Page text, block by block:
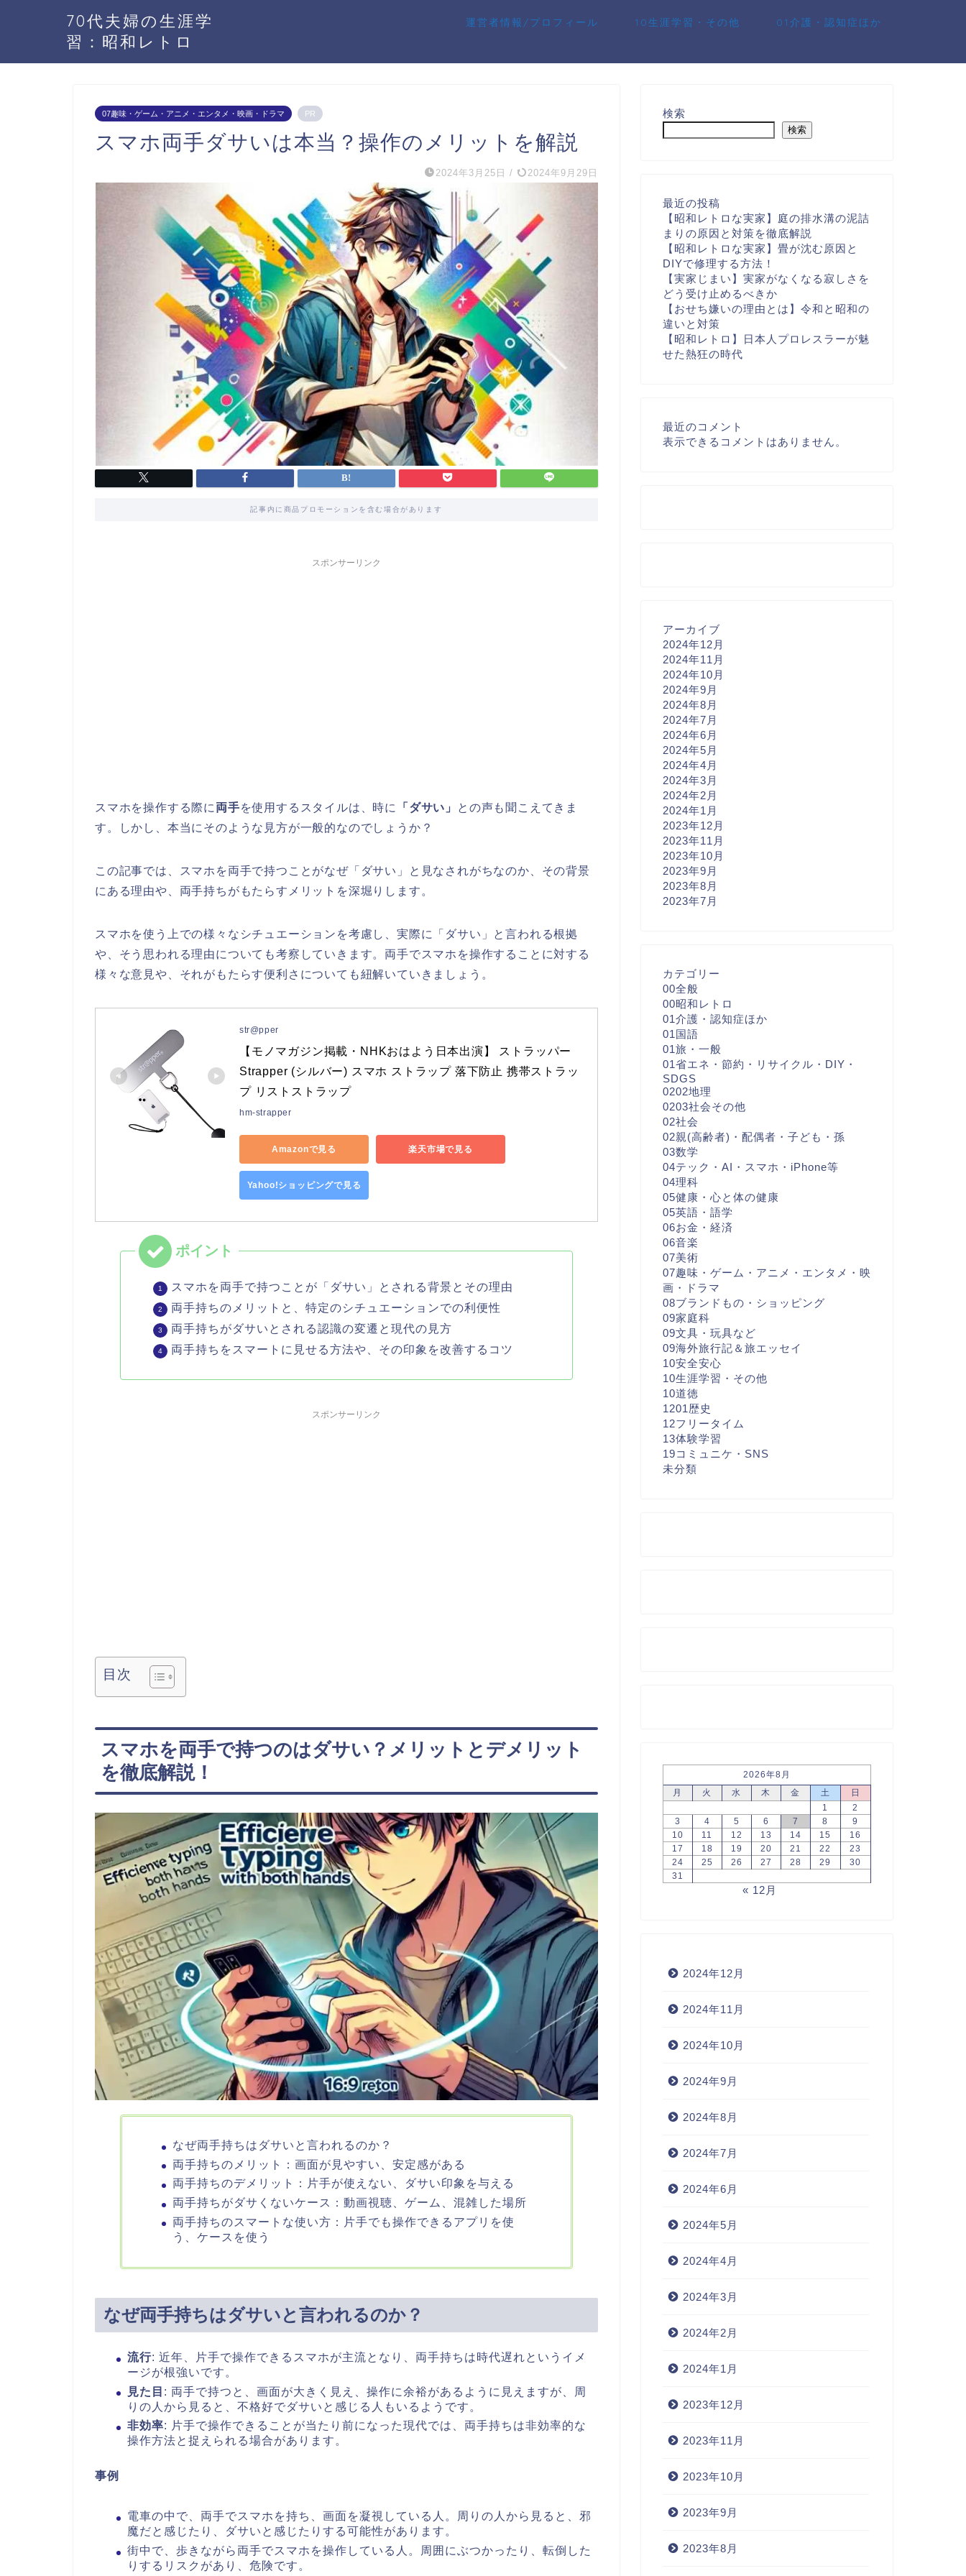
70代夫婦の生涯学
習：昭和レトロ
運営者情報/プロフィール 10生涯学習・その他 01介護・認知症ほか
07趣味・ゲーム・アニメ・エンタメ・映画・ドラマ PR
スマホ両手ダサいは本当？操作のメリットを解説
2024年3月25日 / 2024年9月29日
記事内に商品プロモーションを含む場合があります
スポンサーリンク
スマホを操作する際に 両手を使用するスタイルは、時に 「ダサい」
との声も聞こえてきま
す。しかし、本当にそのような見方が一般的なのでしょうか？
この記事では、スマホを両手で持つことがなぜ「ダサい」と見なされがちなのか、その背景
にある理由や、両手持ちがもたらすメリットを深堀りします。
スマホを使う上での様々なシチュエーションを考慮し、実際に「ダサい」と言われる根拠
や、そう思われる理由についても考察していきます。両手でスマホを操作することに対する
様々な意見や、それがもたらす便利さについても紐解いていきましょう。
str@pper
【モノマガジン掲載・NHKおはよう日本出演】 ストラッパー
Strapper (シルバー) スマホ ストラップ 落下防止 携帯ストラッ
プ リストストラップ
hm-strapper
Amazonで見る 楽天市場で見る
Yahoo!ショッピングで見る
スマホを両手で持つことが「ダサい」とされる背景とその理由
両手持ちのメリットと、特定のシチュエーションでの利便性
両手持ちがダサいとされる認識の変遷と現代の見方
両手持ちをスマートに見せる方法や、その印象を改善するコツ
スポンサーリンク
目次
スマホを両手で持つのはダサい？メリットとデメリット
を徹底解説！
なぜ両手持ちはダサいと言われるのか？
両手持ちのメリット：画面が見やすい、安定感がある
両手持ちのデメリット：片手が使えない、ダサい印象を与える
両手持ちがダサくないケース：動画視聴、ゲーム、混雑した場所
両手持ちのスマートな使い方：片手でも操作できるアプリを使
う、ケースを使う
なぜ両手持ちはダサいと言われるのか？
流行: 近年、片手で操作できるスマホが主流となり、両手持ちは時代遅れというイメ
ージが根強いです。
見た目 : 両手で持つと、画面が大きく見え、操作に余裕があるように見えますが、周
りの人から見ると、不格好でダサいと感じる人もいるようです。
非効率: 片手で操作できることが当たり前になった現代では、両手持ちは非効率的な
操作方法と捉えられる場合があります。
事例
電車の中で、両手でスマホを持ち、画面を凝視している人。周りの人から見ると、邪
魔だと感じたり、ダサいと感じたりする可能性があります。
街中で、歩きながら両手でスマホを操作している人。周囲にぶつかったり、転倒した
りするリスクがあり、危険です。
検索
検索
最近の投稿
【昭和レトロな実家】庭の排水溝の泥詰
まりの原因と対策を徹底解説
【昭和レトロな実家】畳が沈む原因と
DIYで修理する方法！
【実家じまい】実家がなくなる寂しさを
どう受け止めるべきか
【おせち嫌いの理由とは】令和と昭和の
違いと対策
【昭和レトロ】日本人プロレスラーが魅
せた熱狂の時代
最近のコメント
表示できるコメントはありません。
アーカイブ
2024年12月
2024年11月
2024年10月
2024年9月
2024年8月
2024年7月
2024年6月
2024年5月
2024年4月
2024年3月
2024年2月
2024年1月
2023年12月
2023年11月
2023年10月
2023年9月
2023年8月
2023年7月
カテゴリー
00全般
00昭和レトロ
01介護・認知症ほか
01国語
01旅・一般
01省エネ・節約・リサイクル・DIY・
SDGS
0202地理
0203社会その他
02社会
02親(高齢者)・配偶者・子ども・孫
03数学
04テック・AI・スマホ・iPhone等
04理科
05健康・心と体の健康
05英語・語学
06お金・経済
06音楽
07美術
07趣味・ゲーム・アニメ・エンタメ・映
画・ドラマ
08ブランドもの・ショッピング
09家庭科
09文具・玩具など
09海外旅行記＆旅エッセイ
10安全安心
10生涯学習・その他
10道徳
1201歴史
12フリータイム
13体験学習
19コミュニケ・SNS
未分類
2026年8月
月
火 水 木 金 土
日
1
2
3
4 5 6 7 8
9
10
11 12 13 14 15
16
17
18 19 20 21 22
23
24
25 26 27 28 29
30
31
« 12月
2024年12月
2024年11月
2024年10月
2024年9月
2024年8月
2024年7月
2024年6月
2024年5月
2024年4月
2024年3月
2024年2月
2024年1月
2023年12月
2023年11月
2023年10月
2023年9月
2023年8月